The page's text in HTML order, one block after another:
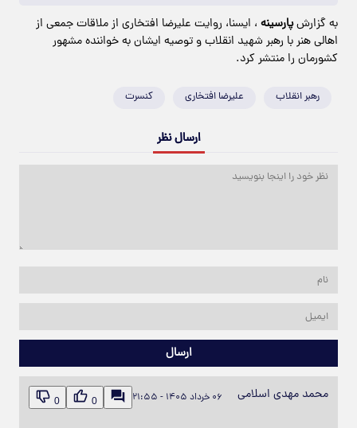
به گزارشپارسینه ، ایسنا، روایت علیرضا افتخاری از ملاقات جمعی از
اهالی هنر با رهبر شهید انقلاب و توصیه ایشان به خواننده مشهور
کشورمان را منتشر کرد.
رهبر انقلاب علیرضا افتخاری کنسرت
ارسال نظر
ارسال
محمد مهدی اسلامی ۰۶ خرداد ۱۴۰۵ - ۲۱:۵۵ 0
0